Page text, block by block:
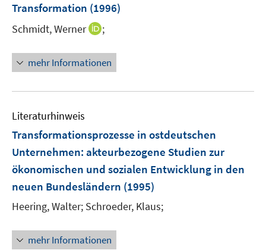
Transformation (1996)
Schmidt, Werner
I
n
e
e
n
s
t
r
ö
f
;
mehr Informationen
Literaturhinweis
Transformationsprozesse in ostdeutschen
Unternehmen: akteurbezogene Studien zur
ökonomischen und sozialen Entwicklung in den
neuen Bundesländern (1995)
Heering, Walter; Schroeder, Klaus;
mehr Informationen